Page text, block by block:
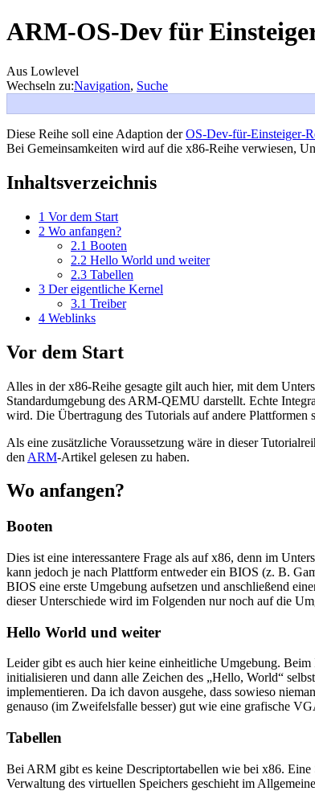
ARM-OS-Dev für
Aus Lowlevel
Wechseln zu:Navigation, Suche
Diese Reihe soll eine Adaption derOS-Dev-für-Einsteiger-
Bei Gemeinsamkeiten wird auf die x86-Reihe verwiesen,
Inhaltsverzeichnis
1 Vor dem Start
2 Wo anfangen?
2.1 Booten
2.2 Hello World und weiter
2.3 Tabellen
3 Der eigentliche Kernel
3.1 Treiber
4 Weblinks
Vor dem Start
Alles in der x86-Reihe gesagte gilt auch hier, mit dem
Standardumgebung des ARM-QEMU darstellt. Echte
wird. Die Übertragung des Tutorials auf andere
Als eine zusätzliche Voraussetzung wäre in dieser
den ARM-Artikel gelesen zu haben.
Wo anfangen?
Booten
Dies ist eine interessantere Frage als auf x86, denn im
kann jedoch je nach Plattform entweder ein BIOS (z. B.
BIOS eine erste Umgebung aufsetzen und anschließend
dieser Unterschiede wird im Folgenden nur noch auf die
Hello World und weiter
Leider gibt es auch hier keine einheitliche Umgebung.
initialisieren und dann alle Zeichen des „Hello, World“
implementieren. Da ich davon ausgehe, dass sowieso
genauso (im Zweifelsfalle besser) gut wie eine grafische
Tabellen
Bei ARM gibt es keine Descriptortabellen wie bei x86. Eine
Verwaltung des virtuellen Speichers geschieht im